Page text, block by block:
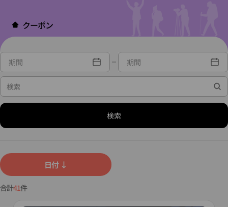
クーポン
検索
日付 ↓
合計41件